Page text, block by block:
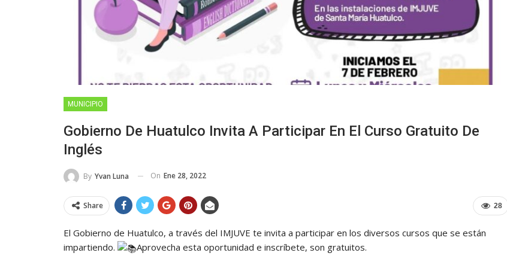
MUNICIPIO
Gobierno De Huatulco Invita A Participar En El Curso Gratuito De
Inglés
By Yvan Luna On Ene 28, 2022
28
Share
El Gobierno de Huatulco, a través del IMJUVE te invita a participar en los diversos cursos que se están
impartiendo.
Aprovecha esta oportunidad e inscríbete, son gratuitos.